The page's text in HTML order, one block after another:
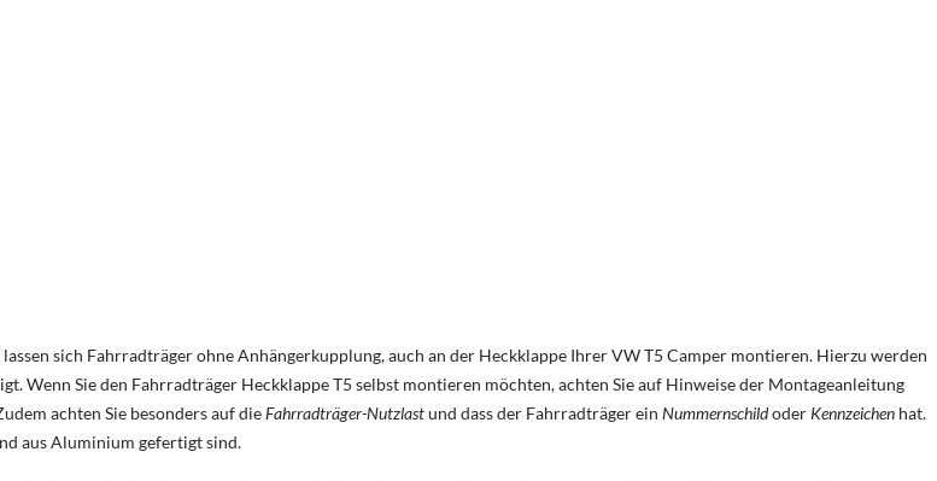
sich Fahrradträger ohne Anhängerkupplung, auch an der Heckklappe Ihrer VW T5 Camper montieren. Hierzu werden
Wenn Sie den Fahrradträger Heckklappe T5 selbst montieren möchten, achten Sie auf Hinweise der Montageanleitung
achten Sie besonders auf dieFahrradträger-Nutzlastund dass der Fahrradträger ein Nummernschildoder Kennzeichen hat.
aus Aluminium gefertigt sind.